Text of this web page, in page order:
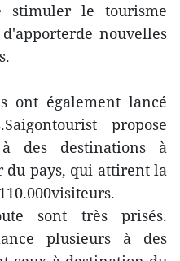
stimuler le tourisme
nouvelles
ont également lancé
propose
des destinations à
du pays, qui attirent la
sont très prisés.
plusieurs à des